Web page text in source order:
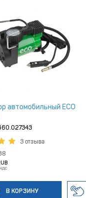
автомобильный ECO
3 отзыва
В КОРЗИНУ